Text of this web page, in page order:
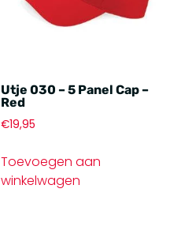
Utje 030 – 5 Panel Cap –
Red
€19,95
Toevoegen aan
winkelwagen